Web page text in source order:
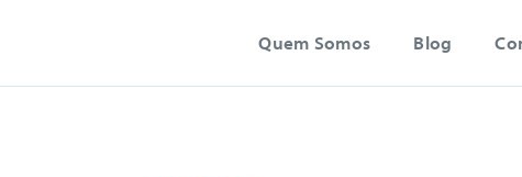
Quem Somos Blog